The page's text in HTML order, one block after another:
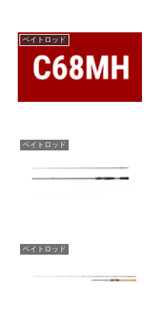
ベイトロッド
ベイトロッド
ベイトロッド